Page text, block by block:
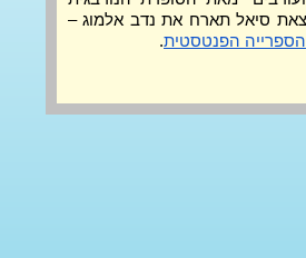
הספרייה הפנטסטית.